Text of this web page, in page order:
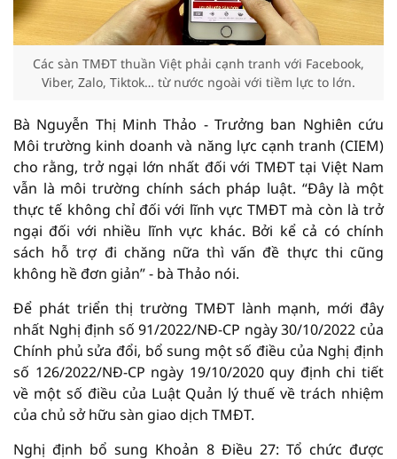
Các sàn TMĐT thuần Việt phải cạnh tranh với Facebook,
Viber, Zalo, Tiktok… từ nước ngoài với tiềm lực to lớn.
Bà Nguyễn Thị Minh Thảo - Trưởng ban Nghiên cứu
Môi trường kinh doanh và năng lực cạnh tranh (CIEM)
cho rằng, trở ngại lớn nhất đối với TMĐT tại Việt Nam
vẫn là môi trường chính sách pháp luật. “Đây là một
thực tế không chỉ đối với lĩnh vực TMĐT mà còn là trở
ngại đối với nhiều lĩnh vực khác. Bởi kể cả có chính
sách hỗ trợ đi chăng nữa thì vấn đề thực thi cũng
không hề đơn giản” - bà Thảo nói.
Để phát triển thị trường TMĐT lành mạnh, mới đây
nhất Nghị định số 91/2022/NĐ-CP ngày 30/10/2022 của
Chính phủ sửa đổi, bổ sung một số điều của Nghị định
số 126/2022/NĐ-CP ngày 19/10/2020 quy định chi tiết
về một số điều của Luật Quản lý thuế về trách nhiệm
của chủ sở hữu sàn giao dịch TMĐT.
Nghị định bổ sung Khoản 8 Điều 27: Tổ chức được